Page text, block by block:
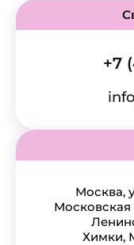
+7
Москва,
Московская
Химки,